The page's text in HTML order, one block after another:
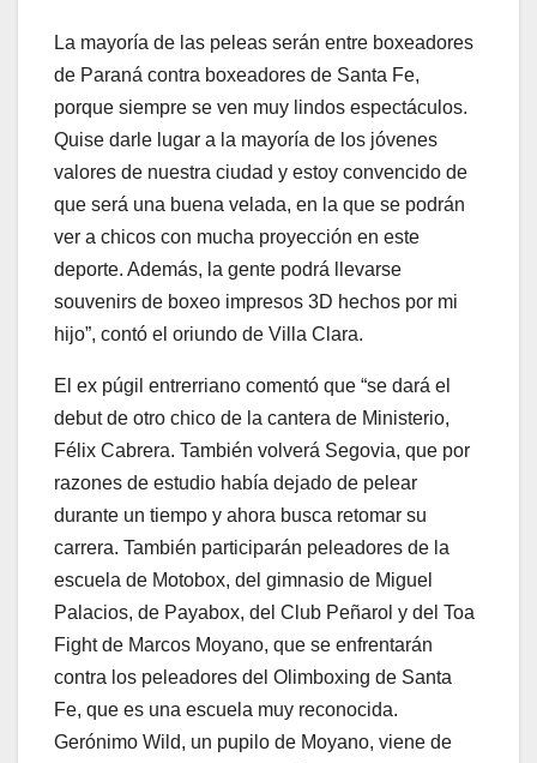
La mayoría de las peleas serán entre boxeadores
de Paraná contra boxeadores de Santa Fe,
porque siempre se ven muy lindos espectáculos.
Quise darle lugar a la mayoría de los jóvenes
valores de nuestra ciudad y estoy convencido de
que será una buena velada, en la que se podrán
ver a chicos con mucha proyección en este
deporte. Además, la gente podrá llevarse
souvenirs de boxeo impresos 3D hechos por mi
hijo”, contó el oriundo de Villa Clara.
El ex púgil entrerriano comentó que “se dará el
debut de otro chico de la cantera de Ministerio,
Félix Cabrera. También volverá Segovia, que por
razones de estudio había dejado de pelear
durante un tiempo y ahora busca retomar su
carrera. También participarán peleadores de la
escuela de Motobox, del gimnasio de Miguel
Palacios, de Payabox, del Club Peñarol y del Toa
Fight de Marcos Moyano, que se enfrentarán
contra los peleadores del Olimboxing de Santa
Fe, que es una escuela muy reconocida.
Gerónimo Wild, un pupilo de Moyano, viene de